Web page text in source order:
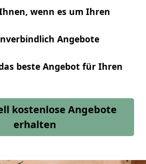
wenn es um Ihren
Angebote
beste Angebot für Ihren
kostenlose Angebote
erhalten